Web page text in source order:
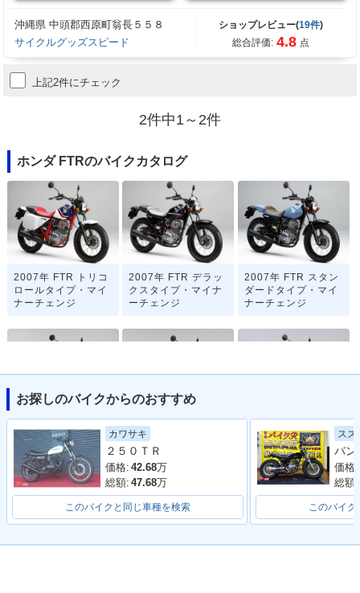
沖縄県 中頭郡西原町翁長５５８
サイクルグッズスピード
ショップレビュー(19件)
総合評価: 4.8 点
上記2件にチェック
2件中1～2件
ホンダ FTRのバイクカタログ
2007年 FTR トリコ
ロールタイプ・マイ
ナーチェンジ
2007年 FTR デラッ
クスタイプ・マイナ
ーチェンジ
2007年 FTR スタン
ダードタイプ・マイ
ナーチェンジ
2006年 FTR トリコ
ロールカラー・カラ
ーチェンジ
2006年 FTR スタン
ダードカラー・カラ
ーチェンジ
2005年 FTR トリコ
ロールカラー・カラ
ーチェンジ
お探しのバイクからのおすすめ
カワサキ
２５０ＴＲ
価格: 42.68万
総額: 47.68万
このバイクと同じ車種を検索
スズ
価格:
総額:
このバイ